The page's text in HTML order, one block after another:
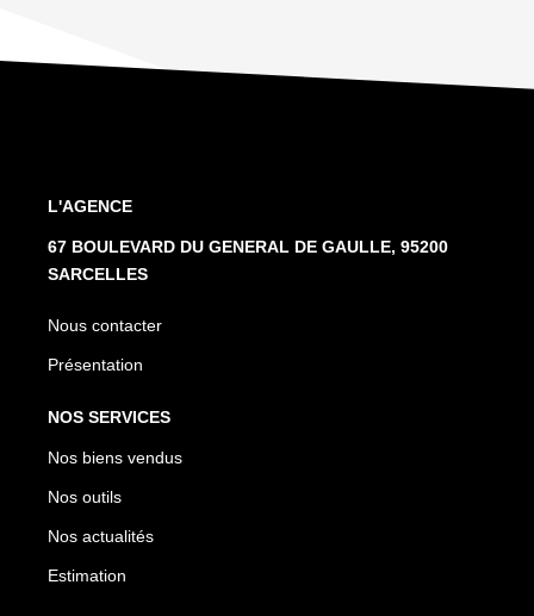
L'AGENCE
67 BOULEVARD DU GENERAL DE GAULLE, 95200
SARCELLES
Nous contacter
Présentation
NOS SERVICES
Nos biens vendus
Nos outils
Nos actualités
Estimation